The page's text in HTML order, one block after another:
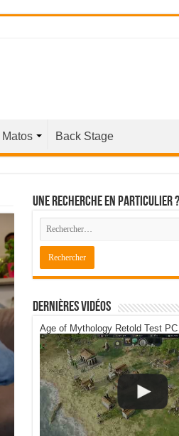
Matos Back Stage
Une recherche en particulier ?
Dernières Vidéos
Age of Mythology Retold Test PC